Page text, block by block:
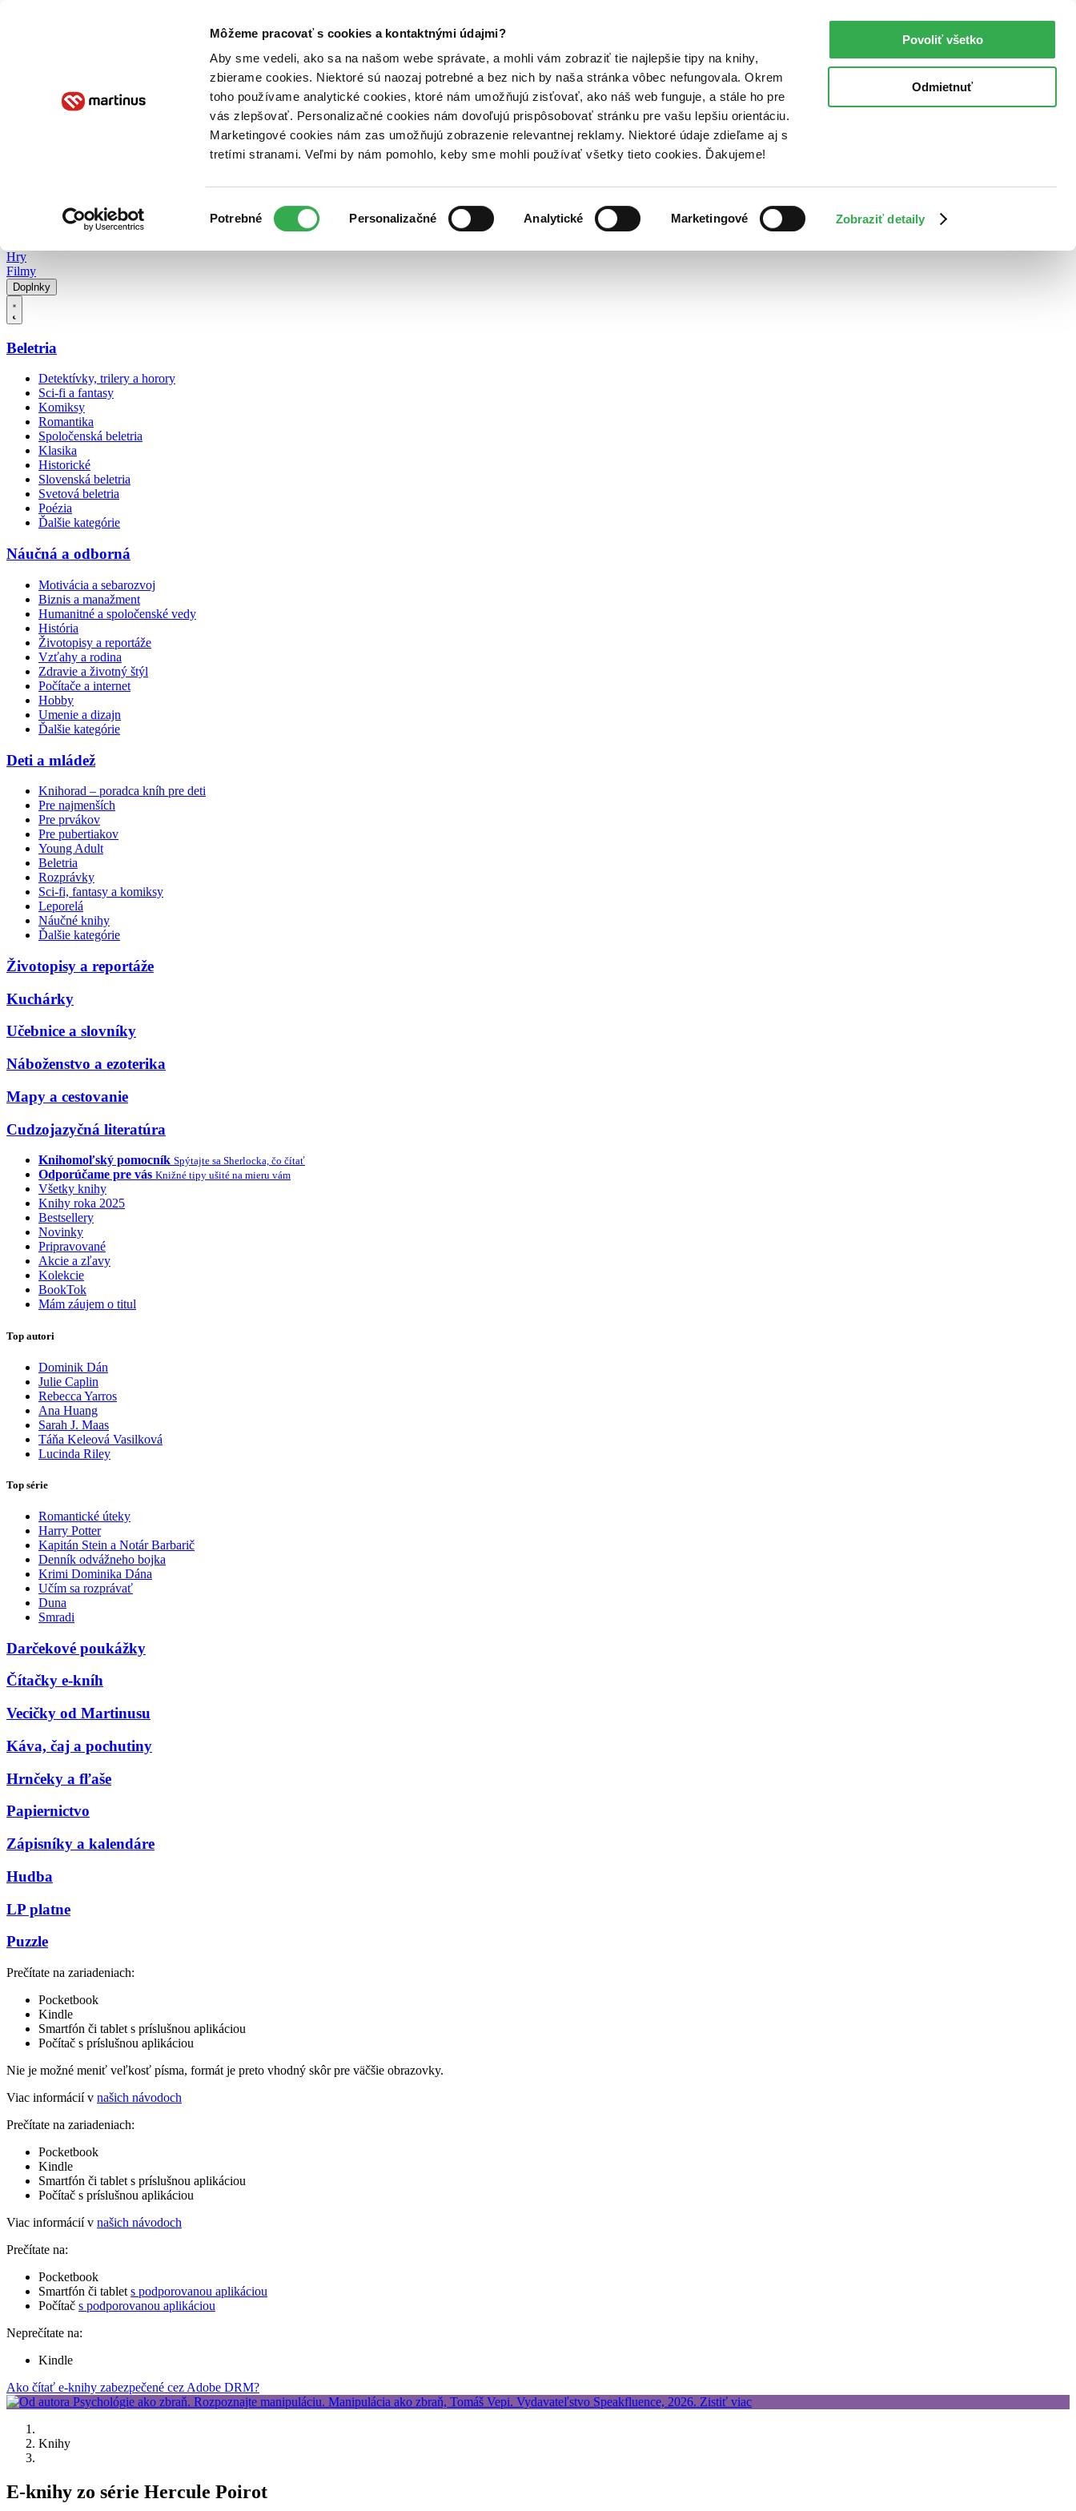
Môžeme pracovať s cookies a kontaktnými údajmi?
Aby sme vedeli, ako sa na našom webe správate, a mohli vám zobraziť tie najlepšie tipy na knihy,
zbierame cookies. Niektoré sú naozaj potrebné a bez nich by naša stránka vôbec nefungovala. Okrem
toho používame analytické cookies, ktoré nám umožňujú zisťovať, ako náš web funguje, a stále ho pre
vás zlepšovať. Personalizačné cookies nám dovoľujú prispôsobovať stránku pre vašu lepšiu orientáciu.
Marketingové cookies nám zas umožňujú zobrazenie relevantnej reklamy. Niektoré údaje zdieľame aj s
tretími stranami. Veľmi by nám pomohlo, keby sme mohli používať všetky tieto cookies. Ďakujeme!
súhlasu
Potrebné Personalizačné Analytické Marketingové Zobraziť detaily
Povoliť všetko
Odmietnuť
Poukážky Kontakt
Hry
Filmy
Doplnky
Beletria
Detektívky, trilery a horory
Sci-fi a fantasy
Komiksy
Romantika
Spoločenská beletria
Klasika
Historické
Slovenská beletria
Svetová beletria
Poézia
Ďalšie kategórie
Náučná a odborná
Motivácia a sebarozvoj
Biznis a manažment
Humanitné a spoločenské vedy
História
Životopisy a reportáže
Vzťahy a rodina
Zdravie a životný štýl
Počítače a internet
Hobby
Umenie a dizajn
Ďalšie kategórie
Deti a mládež
Knihorad – poradca kníh pre deti
Pre najmenších
Pre prvákov
Pre pubertiakov
Young Adult
Beletria
Rozprávky
Sci-fi, fantasy a komiksy
Leporelá
Náučné knihy
Ďalšie kategórie
Životopisy a reportáže
Kuchárky
Učebnice a slovníky
Náboženstvo a ezoterika
Mapy a cestovanie
Cudzojazyčná literatúra
Knihomoľský pomocník Spýtajte sa Sherlocka, čo čítať
Odporúčame pre vás Knižné tipy ušité na mieru vám
Všetky knihy
Knihy roka 2025
Bestsellery
Novinky
Pripravované
Akcie a zľavy
Kolekcie
BookTok
Mám záujem o titul
Top autori
Dominik Dán
Julie Caplin
Rebecca Yarros
Ana Huang
Sarah J. Maas
Táňa Keleová Vasilková
Lucinda Riley
Top série
Romantické úteky
Harry Potter
Kapitán Stein a Notár Barbarič
Denník odvážneho bojka
Krimi Dominika Dána
Učím sa rozprávať
Duna
Smradi
Darčekové poukážky
Čítačky e-kníh
Vecičky od Martinusu
Káva, čaj a pochutiny
Hrnčeky a fľaše
Papiernictvo
Zápisníky a kalendáre
Hudba
LP platne
Puzzle
Prečítate na zariadeniach:
Pocketbook
Kindle
Smartfón či tablet s príslušnou aplikáciou
Počítač s príslušnou aplikáciou
Nie je možné meniť veľkosť písma, formát je preto vhodný skôr pre väčšie obrazovky.
Viac informácií v našich návodoch
Prečítate na zariadeniach:
Pocketbook
Kindle
Smartfón či tablet s príslušnou aplikáciou
Počítač s príslušnou aplikáciou
Viac informácií v našich návodoch
Prečítate na:
Pocketbook
Smartfón či tablet s podporovanou aplikáciou
Počítač s podporovanou aplikáciou
Neprečítate na:
Kindle
Ako čítať e-knihy zabezpečené cez Adobe DRM?
Knihy
E-knihy zo série Hercule Poirot